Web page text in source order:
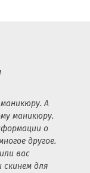
А
маникюру.
о
другое.
вас
для